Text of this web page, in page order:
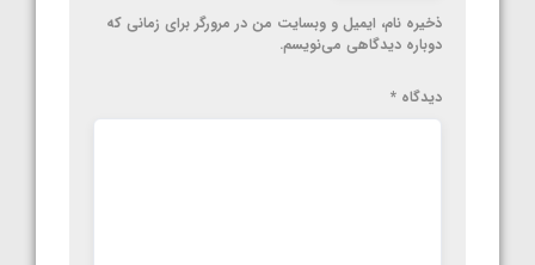
ذخیره نام، ایمیل و وبسایت من در مرورگر برای زمانی که
دوباره دیدگاهی می‌نویسم.
دیدگاه *